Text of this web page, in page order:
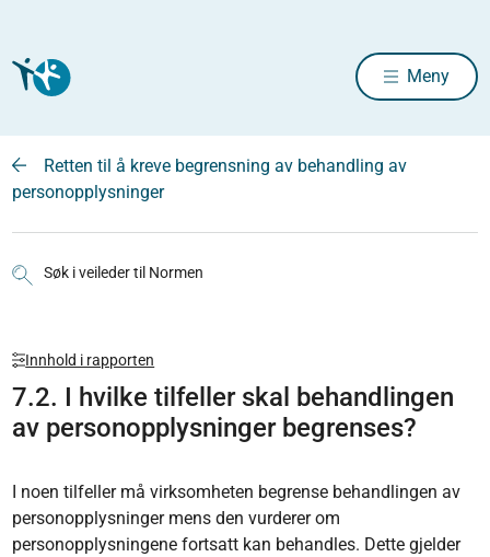
Meny
Retten til å kreve begrensning av behandling av
personopplysninger
Søk i veileder til Normen
Innhold i rapporten
7.2. I hvilke tilfeller skal behandlingen
av personopplysninger begrenses?
I noen tilfeller må virksomheten begrense behandlingen av
personopplysninger mens den vurderer om
personopplysningene fortsatt kan behandles. Dette gjelder